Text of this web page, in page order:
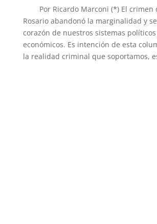
Por Ricardo Marconi (*) El crimen
Rosario abandonó la marginalidad y
corazón de nuestros sistemas
económicos. Es intención de esta
la realidad criminal que soportamos,